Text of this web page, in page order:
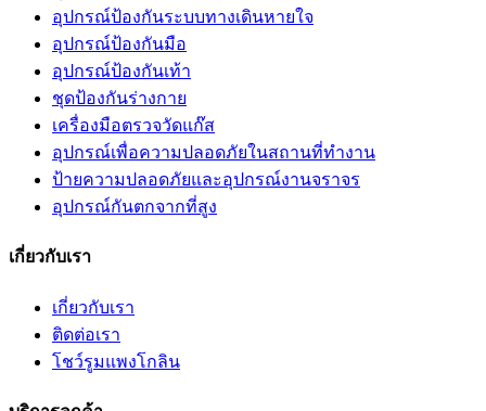
อุปกรณ์ป้องกันระบบทางเดินหายใจ
อุปกรณ์ป้องกันมือ
อุปกรณ์ป้องกันเท้า
ชุดป้องกันร่างกาย
เครื่องมือตรวจวัดแก๊ส
อุปกรณ์เพื่อความปลอดภัยในสถานที่ทำงาน
ป้ายความปลอดภัยและอุปกรณ์งานจราจร
อุปกรณ์กันตกจากที่สูง
เกี่ยวกับเรา
เกี่ยวกับเรา
ติดต่อเรา
โชว์รูมแพงโกลิน